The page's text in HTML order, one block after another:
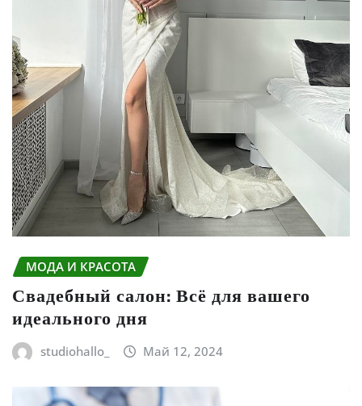
МОДА И КРАСОТА
Свадебный салон: Всё для вашего
идеального дня
studiohallo_ Май 12, 2024